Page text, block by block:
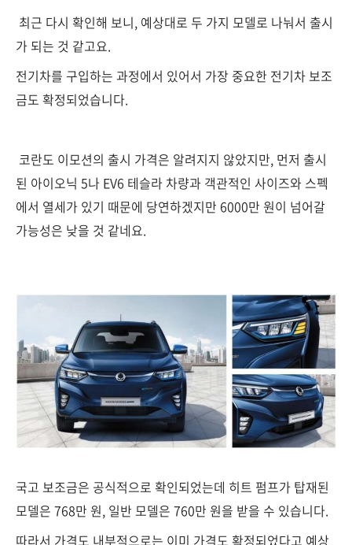
최근 다시 확인해 보니, 예상대로 두 가지 모델로 나눠서 출시
가 되는 것 같고요.
전기차를 구입하는 과정에서 있어서 가장 중요한 전기차 보조
금도 확정되었습니다.
코란도 이모션의 출시 가격은 알려지지 않았지만, 먼저 출시
된 아이오닉 5나 EV6 테슬라 차량과 객관적인 사이즈와 스펙
에서 열세가 있기 때문에 당연하겠지만 6000만 원이 넘어갈
가능성은 낮을 것 같네요.
국고 보조금은 공식적으로 확인되었는데 히트 펌프가 탑재된
모델은 768만 원, 일반 모델은 760만 원을 받을 수 있습니다.
따라서 가격도 내부적으로는 이미 가격도 확정되었다고 예상